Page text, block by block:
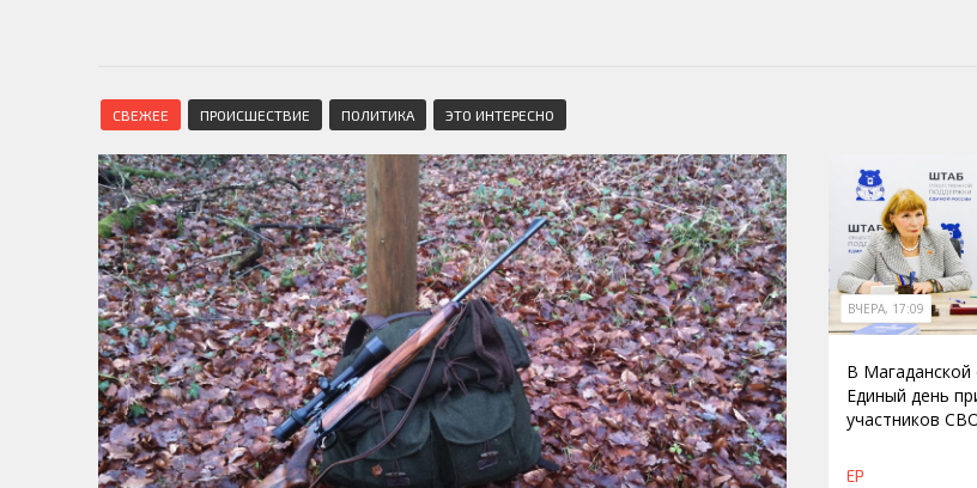
СВЕЖЕЕ ПРОИСШЕСТВИЕ ПОЛИТИКА ЭТО ИНТЕРЕСНО
ВЧЕРА, 17:09
В
Единый день
участников
ЕР